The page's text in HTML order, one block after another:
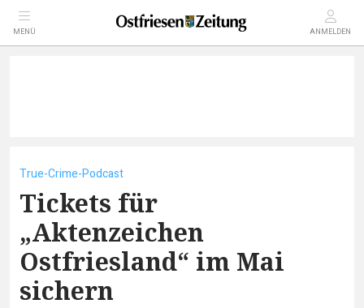
MENÜ ANMELDEN
True-Crime-Podcast
Tickets für
„Aktenzeichen
Ostfriesland“ im Mai
sichern